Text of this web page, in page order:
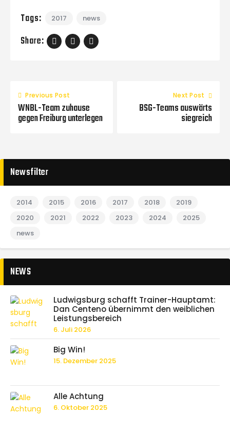
Tags: 2017 news
Share:
Previous Post
WNBL-Team zuhause
gegen Freiburg unterlegen
Next Post
BSG-Teams auswärts
siegreich
Newsfilter
2014 2015 2016 2017 2018
2019
2020
2021 2022 2023 2024
2025
news
NEWS
Ludwigsburg schafft Trainer-Hauptamt:
Dan Centeno übernimmt den weiblichen
Leistungsbereich
6. Juli 2026
Big Win!
15. Dezember 2025
Alle Achtung
6. Oktober 2025